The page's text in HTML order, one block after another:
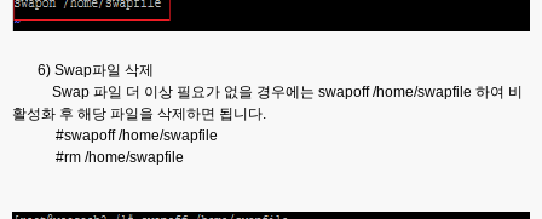
6) Swap파일 삭제
Swap 파일 더 이상 필요가 없을 경우에는 swapoff /home/swapfile 하여 비
활성화 후 해당 파일을 삭제하면 됩니다.
#swapoff /home/swapfile
#rm /home/swapfile